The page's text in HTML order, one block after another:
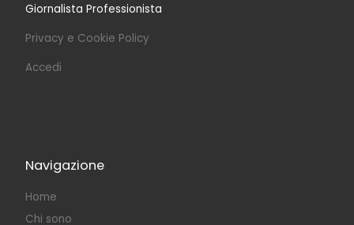
Giornalista Professionista
Privacy e Cookie Policy
Accedi
Navigazione
Home
Chi sono